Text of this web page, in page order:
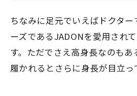
ちなみに足元でいえばドクター
ーズであるJADONを愛用され
す。ただでさえ高身長なのもあ
履かれるとさらに身長が目立っ